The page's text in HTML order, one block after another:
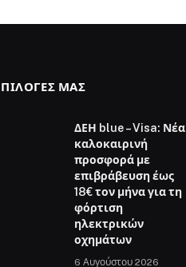
ΜΑΣ
ΔΕΗ blue – Visa: Νέα
καλοκαιρινή
προσφορά με
επιβράβευση έως
18€ τον μήνα για τη
φόρτιση
ηλεκτρικών
οχημάτων
6 Αυγούστου 2026